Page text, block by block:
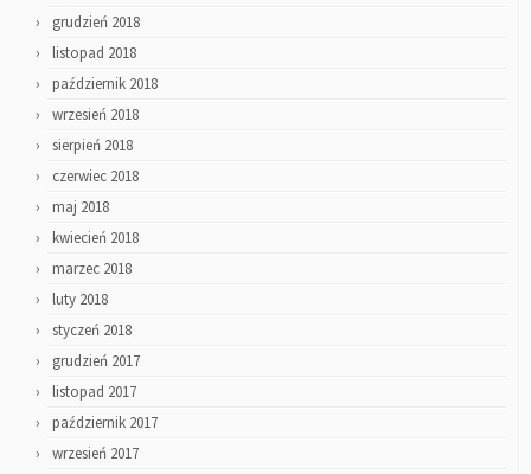
grudzień 2018
listopad 2018
październik 2018
wrzesień 2018
sierpień 2018
czerwiec 2018
maj 2018
kwiecień 2018
marzec 2018
luty 2018
styczeń 2018
grudzień 2017
listopad 2017
październik 2017
wrzesień 2017